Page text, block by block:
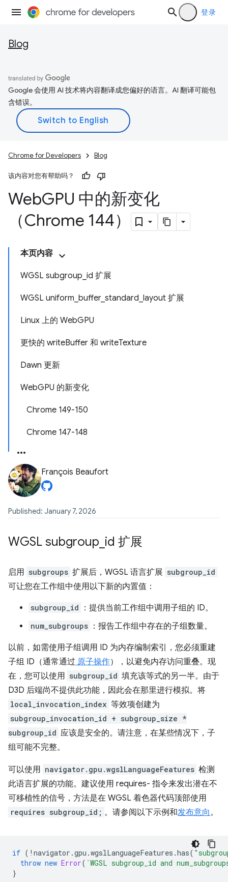
登录
Blog
Google 会使用 AI 技术将内容翻译成您偏好的语言。AI 翻译可能包
含错误。
Chrome for Developers Blog
该内容对您有帮助吗？
WebGPU 中的新变化
（Chrome 144）
本页内容
WGSL subgroup_id 扩展
WGSL uniform_buffer_standard_layout 扩展
Linux 上的 WebGPU
更快的 writeBuffer 和 writeTexture
Dawn 更新
WebGPU 的新变化
Chrome 149-150
Chrome 147-148
François Beaufort
Published: January 7, 2026
WGSL subgroup id 扩展
启用 subgroups 扩展后，WGSL 语言扩展 subgroup_id
可让您在工作组中使用以下新的内置值：
subgroup_id ：提供当前工作组中调用子组的 ID。
num_subgroups ：报告工作组中存在的子组数量。
以前，如需使用子组调用 ID 为内存编制索引，您必须重建
子组 ID（通常通过 原子操作），以避免内存访问重叠。现
在，您可以使用 subgroup_id 填充该等式的另一半。由于
D3D 后端尚不提供此功能，因此会在那里进行模拟。将
local_invocation_index 等效项创建为
subgroup_invocation_id + subgroup_size *
subgroup_id 应该是安全的。请注意，在某些情况下，子
组可能不完整。
可以使用 navigator.gpu.wgslLanguageFeatures 检测
此语言扩展的功能。建议使用 requires- 指令来发出潜在不
可移植性的信号，方法是在 WGSL 着色器代码顶部使用
requires subgroup_id; 。请参阅以下示例和发布意向。
if ( ! navigator .gpu .wgslLanguageFeatures .has(
throw new Error( `WGSL subgroup_id and
}